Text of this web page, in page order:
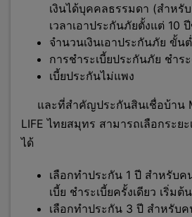
เงินได้บุคคลธรรมดา (สำหรั
เวลาเอาประกันภัยตั้งแต่ 10
จำนวนเงินเอาประกันภัย ขั้น
การชำระเบี้ยประกันภัย ชำระ
เบี้ยประกันไม่แพง
และที่สำคัญประกันสินเชื่อบ้าน
LIFE ไทยสมุทร สามารถเลือกระย
ได้
เลือกทำประกัน 1 ปี สำหรับค
เบี้ย ชำระเบี้ยครั้งเดียว เริ่ม
เลือกทำประกัน 3 ปี สำหรับ